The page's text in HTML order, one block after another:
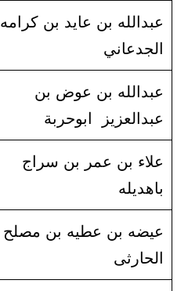
عبدالله بن عايد بن كرامه
الجدعاني
عبدالله بن عوض بن
عبدالعزيز ابوحربة
علاء بن عمر بن سراج
باهديله
عيضه بن عطيه بن مصلح
الحارثى